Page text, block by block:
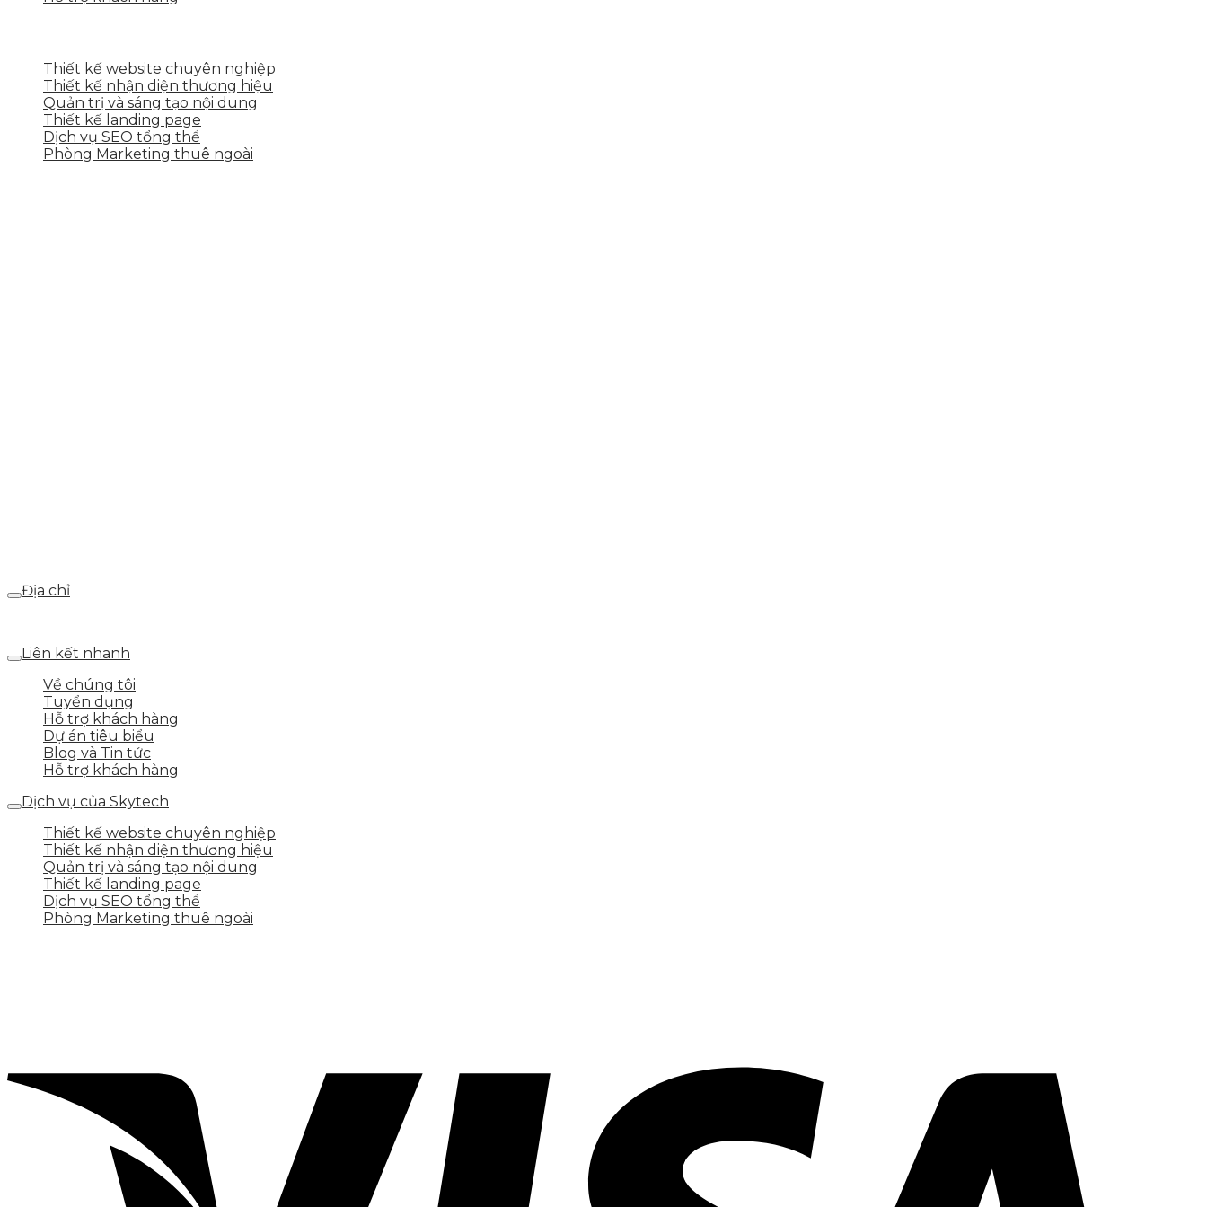
Thiết kế website chuyên nghiệp
Thiết kế nhận diện thương hiệu
Quản trị và sáng tạo nội dung
Thiết kế landing page
Dịch vụ SEO tổng thể
Phòng Marketing thuê ngoài
Địa chỉ
Liên kết nhanh
Về chúng tôi
Tuyển dụng
Hỗ trợ khách hàng
Dự án tiêu biểu
Blog và Tin tức
Hỗ trợ khách hàng
Dịch vụ của Skytech
Thiết kế website chuyên nghiệp
Thiết kế nhận diện thương hiệu
Quản trị và sáng tạo nội dung
Thiết kế landing page
Dịch vụ SEO tổng thể
Phòng Marketing thuê ngoài